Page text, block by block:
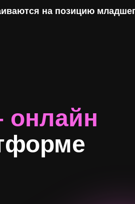
на позицию
онлайн